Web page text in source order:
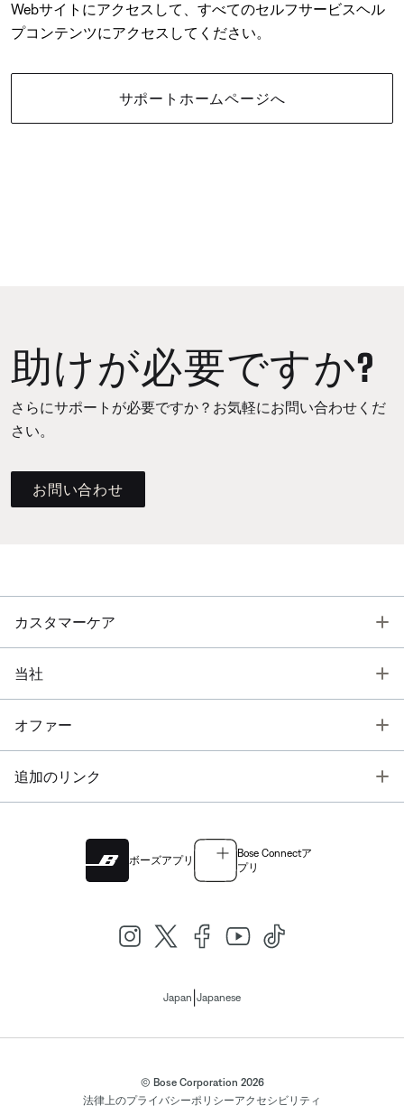
Webサイトにアクセスして、すべてのセルフサービスヘル
プコンテンツにアクセスしてください。
サポートホームページへ
助けが必要ですか?
さらにサポートが必要ですか？お気軽にお問い合わせくだ
さい。
お問い合わせ
カスタマーケア
当社
オファー
追加のリンク
ボーズアプリ
Bose Connectア
プリ
Japan Japanese
© Bose Corporation 2026
法律上のプライバシーポリシーアクセシビリティ